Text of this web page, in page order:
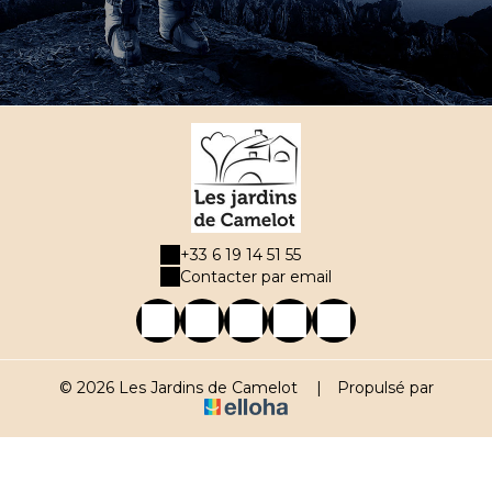
+33 6 19 14 51 55
Contacter par email
© 2026 Les Jardins de Camelot | Propulsé par